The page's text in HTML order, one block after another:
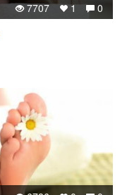
0
1
7707